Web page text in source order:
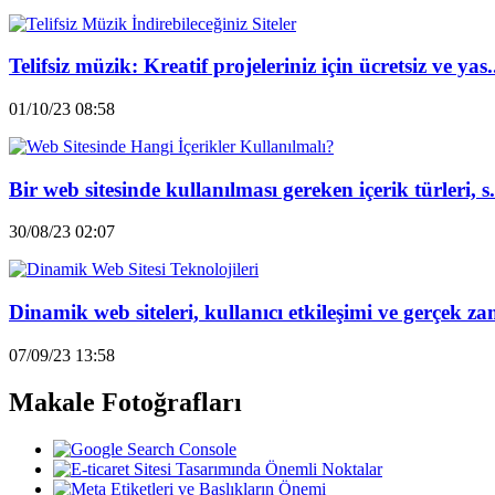
Telifsiz müzik: Kreatif projeleriniz için ücretsiz ve
01/10/23 08:58
Bir web sitesinde kullanılması gereken içerik türleri,
30/08/23 02:07
Dinamik web siteleri, kullanıcı etkileşimi ve gerçek
07/09/23 13:58
Makale Fotoğrafları